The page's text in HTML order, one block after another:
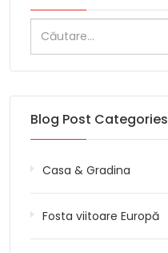
Blog Post Categories
Casa & Gradina
Fosta viitoare Europă